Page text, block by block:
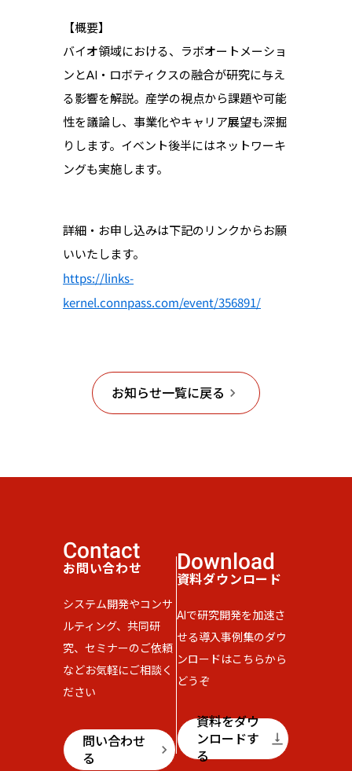
【概要】
バイオ領域における、ラボオートメーショ
ンとAI・ロボティクスの融合が研究に与え
る影響を解説。産学の視点から課題や可能
性を議論し、事業化やキャリア展望も深掘
りします。イベント後半にはネットワーキ
ングも実施します。
詳細・お申し込みは下記のリンクからお願
いいたします。
https://links-
kernel.connpass.com/event/356891/
お知らせ一覧に戻る keyboard_arrow_right
Contact
お問い合わせ
システム開発やコンサ
ルティング、共同研
究、セミナーのご依頼
などお気軽にご相談く
ださい
問い合わせ
る
keyboard_arrow_right
Download
資料ダウンロード
AIで研究開発を加速さ
せる導入事例集のダウ
ンロードはこちらから
どうぞ
資料をダウ
ンロードす
る
vertical_align_bottom